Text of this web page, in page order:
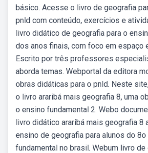
básico. Acesse o livro de geografia
pnld com conteúdo, exercícios e
livro didático de geografia para o
dos anos finais, com foco em espaço
Escrito por três professores
aborda temas. Webportal da editora
obras didáticas para o pnld. Neste
o livro araribá mais geografia 8, uma
o ensino fundamental 2. Webo
livro didático araribá mais geografia 8
ensino de geografia para alunos do
fundamental no brasil. Webum livro de